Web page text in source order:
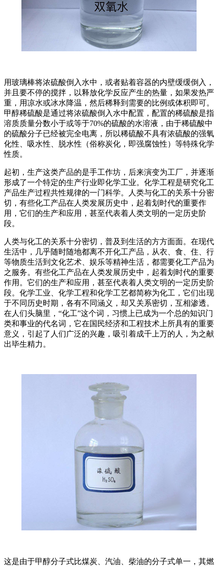
用玻璃棒将浓硫酸倒入水中，或者贴着容器的内壁缓缓倒入，
并且要不停的搅拌，以释放化学反应产生的热量，如果发热严
重，用凉水或冰水降温，然后稀释到需要的比例或体积即可。
甲醇稀硫酸是通过将浓硫酸倒入水中配置，配置的稀硫酸是指
溶质质量分数小于或等于70%的硫酸的水溶液，由于稀硫酸中
的硫酸分子已经被完全电离，所以稀硫酸不具有浓硫酸的强氧
化性、吸水性、脱水性（俗称炭化，即强腐蚀性）等特殊化学
性质。
起初，生产这类产品的是手工作坊，后来演变为工厂，并逐渐
形成了一个特定的生产行业即化学工业。化学工程是研究化工
产品生产过程共性规律的一门科学。人类与化工的关系十分密
切，有些化工产品在人类发展历史中，起着划时代的重要作
用，它们的生产和应用，甚至代表着人类文明的一定历史阶
段。
人类与化工的关系十分密切，普及到生活的方方面面。在现代
生活中，几乎随时随地都离不开化工产品，从衣、食、住、行
等物质生活到文化艺术、娱乐等精神生活，都需要化工产品为
之服务。有些化工产品在人类发展历史中，起着划时代的重要
作用。它们的生产和应用，甚至代表着人类文明的一定历史阶
段。化学工业、化学工程和化学工艺都简称为化工，它们出现
于不同历史时期，各有不同涵义，却又关系密切，互相渗透。
在人们头脑里，“化工”这个词，习惯上已成为一个总的知识门
类和事业的代名词，它在国民经济和工程技术上所具有的重要
意义，引起了人们广泛的兴趣，吸引着成千上万的人，为之献
出毕生精力。
这是由于甲醇分子式比煤炭、汽油、柴油的分子式单一，其燃